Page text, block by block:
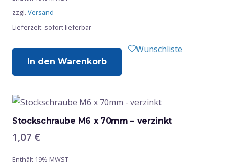
zzgl. Versand
Lieferzeit: sofort lieferbar
In den Warenkorb
Wunschliste
Stockschraube M6 x 70mm – verzinkt
1,07 €
Enthält 19% MWST